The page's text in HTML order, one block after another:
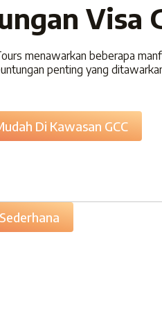
Visa
menawarkan beberapa
penting yang
Di Kawasan GCC